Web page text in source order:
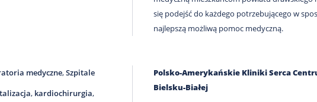
się podejść do każdego potrzebującego w
najlepszą możliwą pomoc medyczną.
medyczne,Szpitale
, kardiochirurgia,
Polsko-Amerykańskie Kliniki Serca
Bielsku-Białej